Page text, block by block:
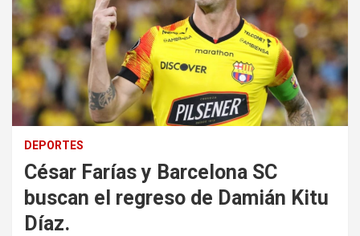
DEPORTES
César Farías y Barcelona SC
buscan el regreso de Damián Kitu
Díaz.